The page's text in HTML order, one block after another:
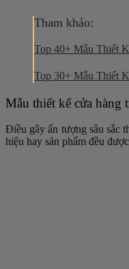
Tham khảo:
Top 40+ Mẫu Thiết
Top 30+ Mẫu Thiết
Mẫu thiết kế cửa hàng
Điều gây ấn tượng sâu sắc
hiệu hay sản phẩm đều